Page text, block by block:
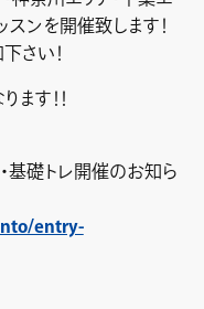
ンを開催致します！
さい！
す！！
基礎トレ開催のお知ら
entry-